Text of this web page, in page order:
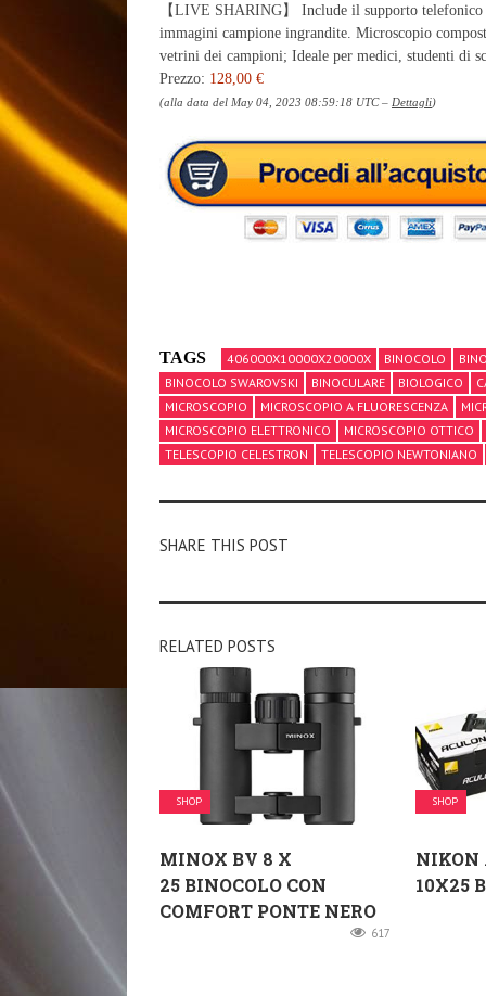
【LIVE SHARING】 Include il supporto
immagini campione ingrandite. Microscopio
vetrini dei campioni; Ideale per medici, studenti di
Prezzo: 128,00 €
(alla data del May 04, 2023 08:59:18 UTC – Dettagli)
TAGS 406000X10000X20000X BINOCOLO
BINOCOLO SWAROVSKI
BINOCULARE BIOLOGICO
MICROSCOPIO
MICROSCOPIO A FLUORESCENZA
MICROSCOPIO ELETTRONICO
MICROSCOPIO OTTICO
TELESCOPIO CELESTRON
TELESCOPIO NEWTONIANO
SHARE THIS POST
RELATED POSTS
SHOP
MINOX BV 8 X
25 BINOCOLO CON
COMFORT PONTE NERO
617
SHOP
NIKON
10X25